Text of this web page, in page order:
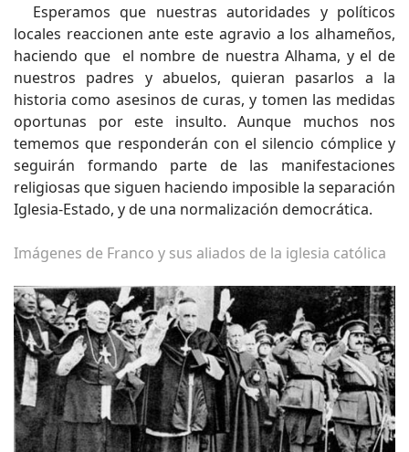
Esperamos que nuestras autoridades y políticos
locales reaccionen ante este agravio a los alhameños,
haciendo que el nombre de nuestra Alhama, y el de
nuestros padres y abuelos, quieran pasarlos a la
historia como asesinos de curas, y tomen las medidas
oportunas por este insulto. Aunque muchos nos
tememos que responderán con el silencio cómplice y
seguirán formando parte de las manifestaciones
religiosas que siguen haciendo imposible la separación
Iglesia-Estado, y de una normalización democrática.
Imágenes de Franco y sus aliados de la iglesia católica